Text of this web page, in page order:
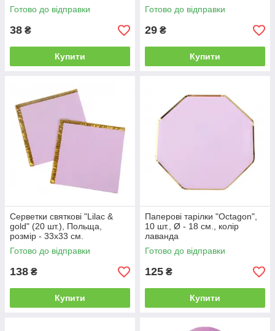
Готово до відправки
38 ₴
Купити
Готово до відправки
29 ₴
Купити
Серветки святкові "Lilac &
gold" (20 шт.), Польща,
розмір - 33х33 см.
Готово до відправки
138 ₴
Купити
Паперові тарілки "Octagon",
10 шт., Ø - 18 см., колір
лаванда
Готово до відправки
125 ₴
Купити